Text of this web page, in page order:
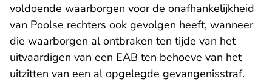
voldoende waarborgen voor de onafhankelijkheid
van Poolse rechters ook gevolgen heeft, wanneer
die waarborgen al ontbraken ten tijde van het
uitvaardigen van een EAB ten behoeve van het
uitzitten van een al opgelegde gevangenisstraf.